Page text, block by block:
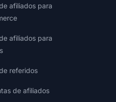
afiliados para
afiliados para
referidos
de afiliados